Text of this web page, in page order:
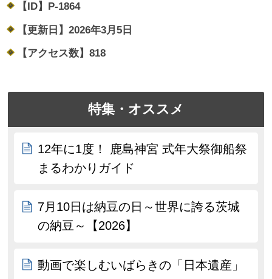
【ID】 P-1864
【更新日】 2026年3月5日
【アクセス数】 818
特集・オススメ
12年に1度！ 鹿島神宮 式年大祭御船祭
まるわかりガイド
7月10日は納豆の日～世界に誇る茨城
の納豆～【2026】
動画で楽しむいばらきの「日本遺産」